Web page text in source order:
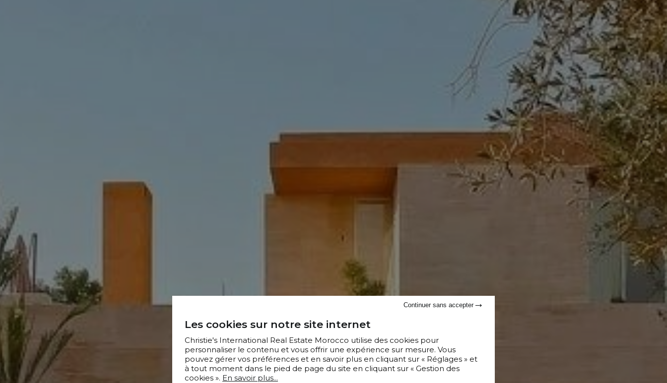
Les cookies sur notre site internet
Christie's International Real Estate Morocco utilise des cookies pour
personnaliser le contenu et vous offrir une expérience sur mesure. Vous
pouvez gérer vos préférences et en savoir plus en cliquant sur « Réglages » et
à tout moment dans le pied de page du site en cliquant sur « Gestion des
cookies ». En savoir plus...
Continuer sans accepter